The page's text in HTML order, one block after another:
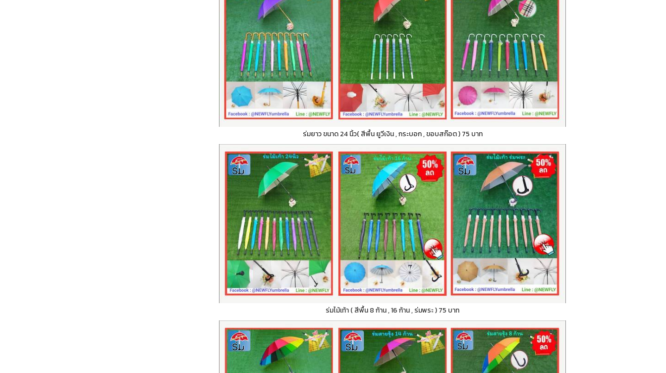
ร่มยาว ขนาด 24 นิ้ว( สีพื้น ยูวีเงิน , กระบอก , ขอบสก๊อต ) 75 บาท
ร่มไม้เท้า ( สีพื้น 8 ก้าน , 16 ก้าน , ร่มพระ ) 75 บาท